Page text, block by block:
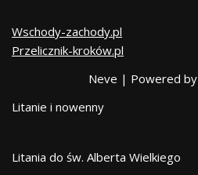
Wschody-zachody.pl
Przelicznik-kroków.pl
Neve | Powered by
Litanie i nowenny
Litania do św. Alberta Wielkiego